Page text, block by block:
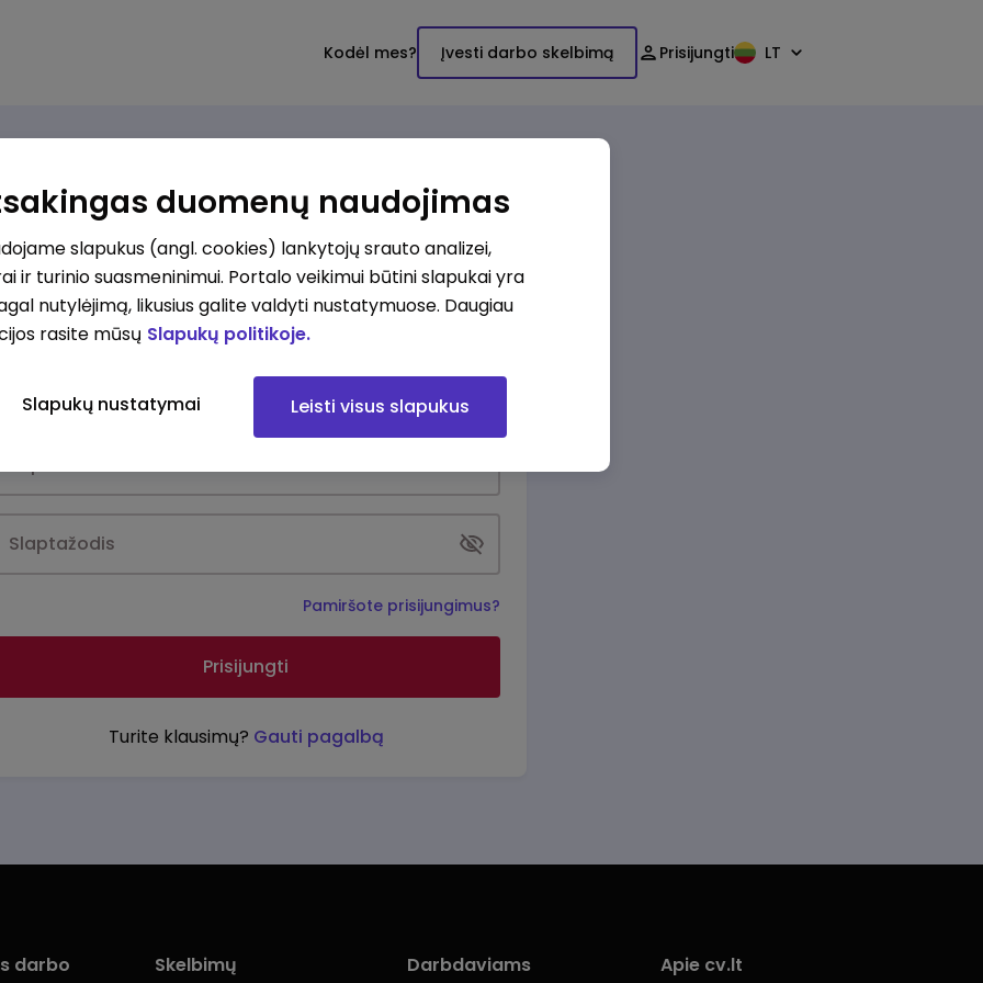
Kodėl mes? Įvesti darbo skelbimą Prisijungti LT
Prisijungti Registruotis
Norint užsakyti paslaugas, reikia prisijungti
Pamiršote prisijungimus?
Prisijungti
Turite klausimų? Gauti pagalbą
darbo
Skelbimų
Darbdaviams Apie cv.lt
duomenų naudojimas
slapukus (angl. cookies) lankytojų srauto analizei,
ir turinio suasmeninimui. Portalo veikimui būtini slapukai yra
nutylėjimą, likusius galite valdyti nustatymuose. Daugiau
rasite mūsų Slapukų politikoje.
Slapukų nustatymai Leisti visus slapukus